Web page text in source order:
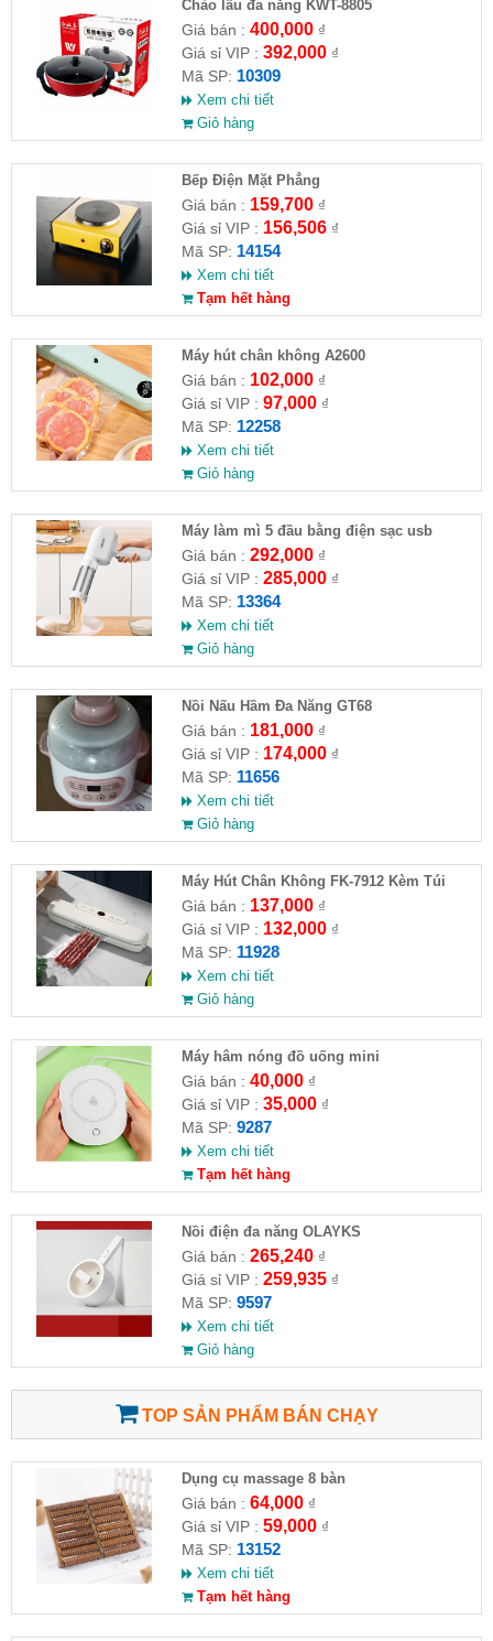
Chảo lẫu đa năng KWT-8805
Giá bán : 400,000₫
Giá sỉ VIP : 392,000₫
Mã SP: 10309
Xem chi tiết
Giỏ hàng
Bếp Điện Mặt Phẳng
Giá bán : 159,700₫
Giá sỉ VIP : 156,506₫
Mã SP: 14154
Xem chi tiết
Tạm hết hàng
Máy hút chân không A2600
Giá bán : 102,000₫
Giá sỉ VIP : 97,000₫
Mã SP: 12258
Xem chi tiết
Giỏ hàng
Máy làm mì 5 đầu bằng điện sạc usb
Giá bán : 292,000₫
Giá sỉ VIP : 285,000₫
Mã SP: 13364
Xem chi tiết
Giỏ hàng
Nồi Nấu Hầm Đa Năng GT68
Giá bán : 181,000₫
Giá sỉ VIP : 174,000₫
Mã SP: 11656
Xem chi tiết
Giỏ hàng
Máy Hút Chân Không FK-7912 Kèm Túi
Giá bán : 137,000₫
Giá sỉ VIP : 132,000₫
Mã SP: 11928
Xem chi tiết
Giỏ hàng
Máy hâm nóng đồ uống mini
16.5x12x2.8cm
Giá bán : 40,000₫
Giá sỉ VIP : 35,000₫
Mã SP: 9287
Xem chi tiết
Tạm hết hàng
Nồi điện đa năng OLAYKS
Giá bán : 265,240₫
Giá sỉ VIP : 259,935₫
Mã SP: 9597
Xem chi tiết
Giỏ hàng
TOP SẢN PHẨM BÁN CHẠY
Dụng cụ massage 8 bàn
Giá bán : 64,000₫
Giá sỉ VIP : 59,000₫
Mã SP: 13152
Xem chi tiết
Tạm hết hàng